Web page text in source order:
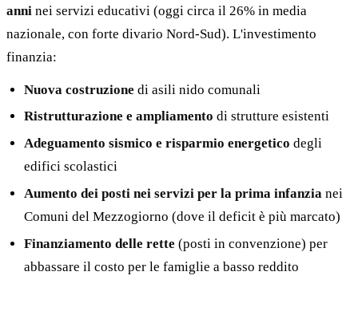
anni nei servizi educativi (oggi circa il 26% in media
nazionale, con forte divario Nord-Sud). L'investimento
finanzia:
Nuova costruzione di asili nido comunali
Ristrutturazione e ampliamento di strutture esistenti
Adeguamento sismico e risparmio energetico degli
edifici scolastici
Aumento dei posti nei servizi per la prima infanzia nei
Comuni del Mezzogiorno (dove il deficit è più marcato)
Finanziamento delle rette (posti in convenzione) per
abbassare il costo per le famiglie a basso reddito